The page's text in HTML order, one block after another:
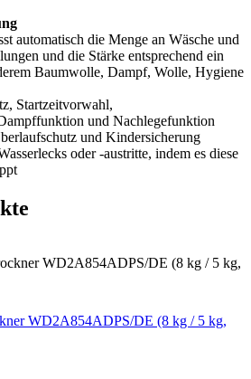
automatisch die Menge an Wäsche und
und die Stärke entsprechend ein
Baumwolle, Dampf, Wolle, Hygiene
Startzeitvorwahl,
und Nachlegefunktion
und Kindersicherung
oder -austritte, indem es diese
WD2A854ADPS/DE (8 kg / 5 kg,